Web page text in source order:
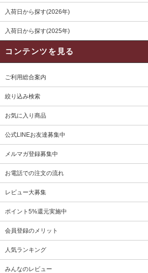
入荷日から探す(2026年)
入荷日から探す(2025年)
コンテンツを見る
ご利用総合案内
絞り込み検索
お気に入り商品
公式LINEお友達募集中
メルマガ登録募集中
お電話での注文の流れ
レビュー大募集
ポイント5%還元実施中
会員登録のメリット
人気ランキング
みんなのレビュー